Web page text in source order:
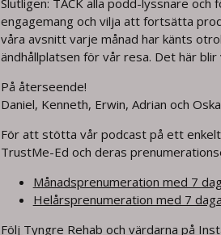
175. Motivation
Tyngre Rehab
174. Den missuppfattade
Tyngre Rehab
Slutligen: TACK alla podd-lyssnare
engagemang och vilja att fortsätta
våra avsnitt varje månad har känts
ändhållplatsen för vår resa. Det här
På återseende!
Daniel, Kenneth, Erwin, Adrian och
För att stötta vår podcast på ett
TrustMe-Ed och deras
Månadsprenumeration med 7
Helårsprenumeration med 7
Följ Tyngre Rehab och värdarna på